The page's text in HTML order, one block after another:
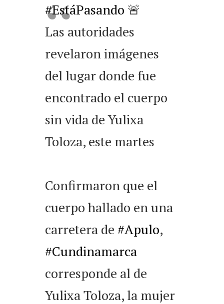
#EstáPasando 🚨
Las autoridades
revelaron imágenes
del lugar donde fue
encontrado el cuerpo
sin vida de Yulixa
Toloza, este martes
Confirmaron que el
cuerpo hallado en una
carretera de #Apulo,
#Cundinamarca
corresponde al de
Yulixa Toloza, la mujer